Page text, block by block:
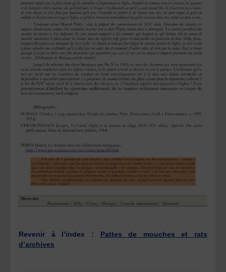
Revenir à l’index : Pattes de mouches et rats
d’archives